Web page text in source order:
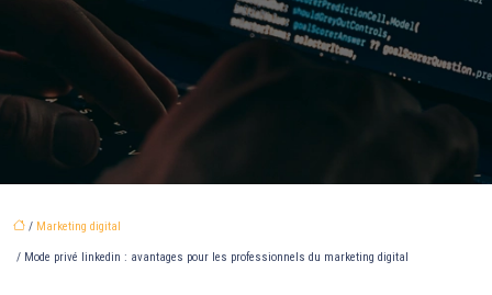
/ Marketing digital
/ Mode privé linkedin : avantages pour les professionnels du marketing digital